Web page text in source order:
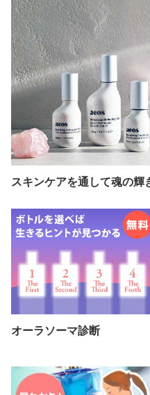
スキンケアを通して魂の輝
オーラソーマ診断